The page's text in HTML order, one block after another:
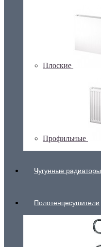
Плоские
Профильные
Чугунные радиаторы
Полотенцесушители